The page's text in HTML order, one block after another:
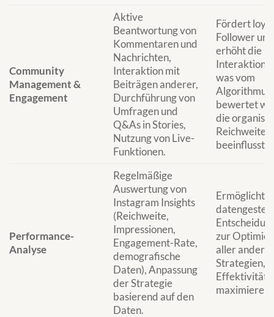
Community
Management &
Engagement
Aktive
Beantwortung von
Kommentaren und
Nachrichten,
Interaktion mit
Beiträgen anderer,
Durchführung von
Umfragen und
Q&As in Stories,
Nutzung von Live-
Funktionen.
Fördert
Follower und
erhöht die
was vom
Algorithmus
bewertet
die
Reichweite
beeinflusst.
Performance-
Analyse
Regelmäßige
Auswertung von
Instagram Insights
(Reichweite,
Impressionen,
Engagement-Rate,
demografische
Daten), Anpassung
der Strategie
basierend auf den
Daten.
Ermöglicht
zur
aller
Strategien,
Effektivität
maximieren.